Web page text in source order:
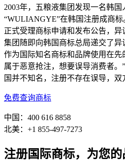
2003年，五粮液集团发现一名韩
“WULIANGYE”在韩国注册成商
正式受理商标申请和发布公告，
集团随即向韩国商标总局递交了异
作为国际知名商标和品牌使用在先
属于恶意抢注，想要误导消费者。
国并不知名，注册不存在误导，双
免费查询商标
中国：400 616 8858
北美：+1 855-497-7273
注册国际商标，为您